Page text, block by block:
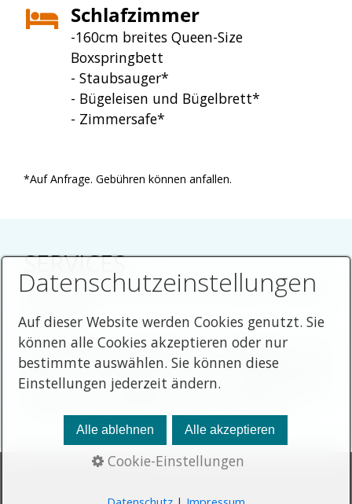
Schlafzimmer
-160cm breites Queen-Size
Boxspringbett
- Staubsauger*
- Bügeleisen und Bügelbrett*
- Zimmersafe*
*Auf Anfrage. Gebühren können anfallen.
SERVICES
VieleServicessind bereits im Apartmentpreis
Um deinen Aufenthalt so angenehm wie
möglich zu gestalten, hast du die Möglichkeit
aus unserem Angebot anOptionalen Services
Datenschutzeinstellungen
Auf dieser Website werden Cookies genutzt. Sie
können alle Cookies akzeptieren oder nur
bestimmte auswählen. Sie können diese
Einstellungen jederzeit ändern.
Alle ablehnen Alle akzeptieren
Cookie-Einstellungen